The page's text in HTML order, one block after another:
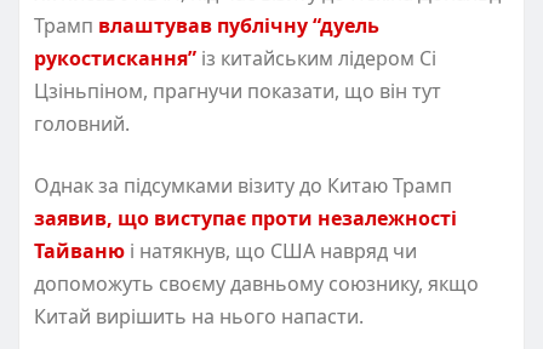
Трамп влаштував публічну “дуель
рукостискання” із китайським лідером Сі
Цзіньпіном, прагнучи показати, що він тут
головний.
Однак за підсумками візиту до Китаю Трамп
заявив, що виступає проти незалежності
Тайваню і натякнув, що США навряд чи
допоможуть своєму давньому союзнику, якщо
Китай вирішить на нього напасти.